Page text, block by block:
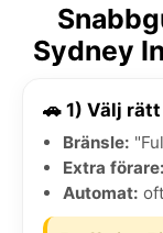
Sydney
🚗 1) Välj
Bränsle:
Extra förare:
Automat: